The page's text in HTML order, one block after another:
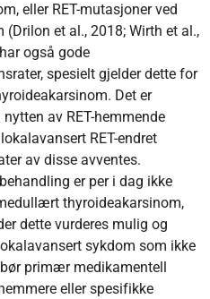
eller RET-mutasjoner ved
et al., 2018; Wirth et al.,
også gode
spesielt gjelder dette for
Det er
av RET-hemmende
RET-endret
av disse avventes.
er per i dag ikke
thyroideakarsinom,
dette vurderes mulig og
sykdom som ikke
primær medikamentell
eller spesifikke